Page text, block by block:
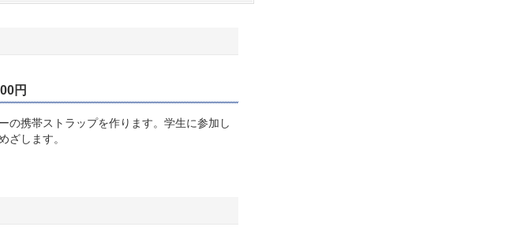
円
携帯ストラップを作ります。学生に参加し
ざします。